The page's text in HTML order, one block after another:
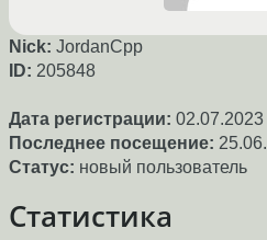
Nick: JordanCpp
ID: 205848
Дата регистрации:
Последнее посещение:
Статус: новый пользователь
Статистика